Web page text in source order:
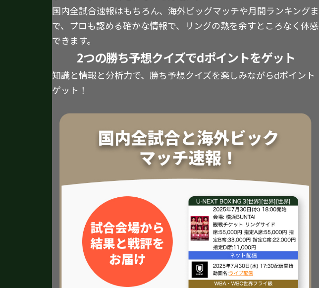
国内全試合速報はもちろん、海外ビッグマッチや月間ランキングま
で、プロも認める確かな情報で、リングの熱を余すところなく体感
できます。
2つの勝ち予想クイズでdポイントをゲット
知識と情報と分析力で、勝ち予想クイズを楽しみながらdポイント
ゲット！